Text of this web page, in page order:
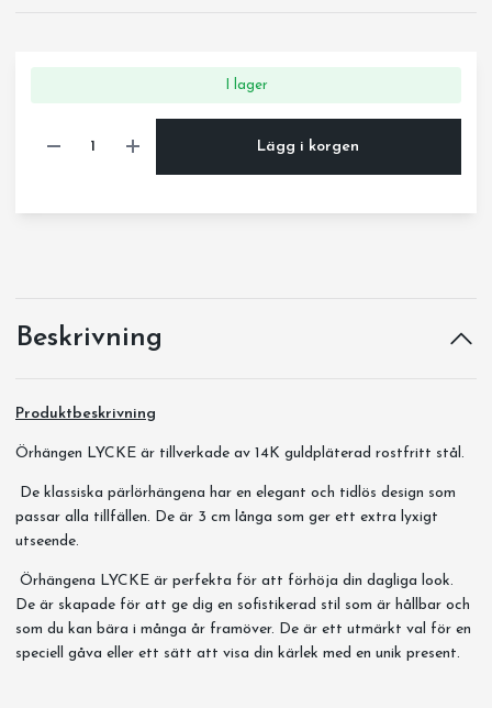
I lager
Lägg i korgen
Beskrivning
Produktbeskrivning
Örhängen LYCKE är tillverkade av 14K guldpläterad rostfritt stål.
De klassiska pärlörhängena har en elegant och tidlös design som
passar alla tillfällen. De är 3 cm långa som ger ett extra lyxigt
utseende.
Örhängena LYCKE är perfekta för att förhöja din dagliga look.
De är skapade för att ge dig en sofistikerad stil som är hållbar och
som du kan bära i många år framöver. De är ett utmärkt val för en
speciell gåva eller ett sätt att visa din kärlek med en unik present.